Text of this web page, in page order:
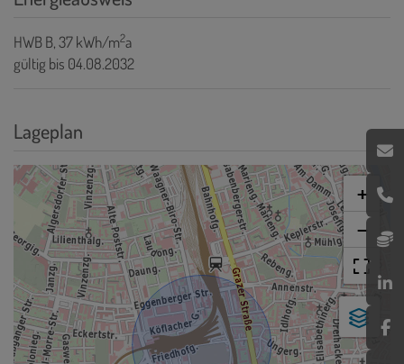
HWBB, 37 kWh/m2a
gültig bis 04.08.2032
Lageplan
+
−